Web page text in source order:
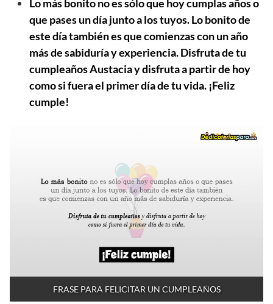
Lo más bonito no es sólo que hoy cumplas años o
que pases un día junto a los tuyos. Lo bonito de
este día también es que comienzas con un año
más de sabiduría y experiencia. Disfruta de tu
cumpleaños Austacia y disfruta a partir de hoy
como si fuera el primer día de tu vida. ¡Feliz
cumple!
FRASE PARA FELICITAR UN CUMPLEAÑOS